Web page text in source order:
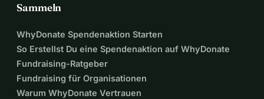
Sammeln
WhyDonate Spendenaktion Starten
So Erstellst Du eine Spendenaktion auf WhyDonate
Fundraising-Ratgeber
Fundraising für Organisationen
Warum WhyDonate Vertrauen